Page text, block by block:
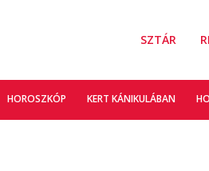
SZTÁR
HOROSZKÓP KERT KÁNIKULÁBAN